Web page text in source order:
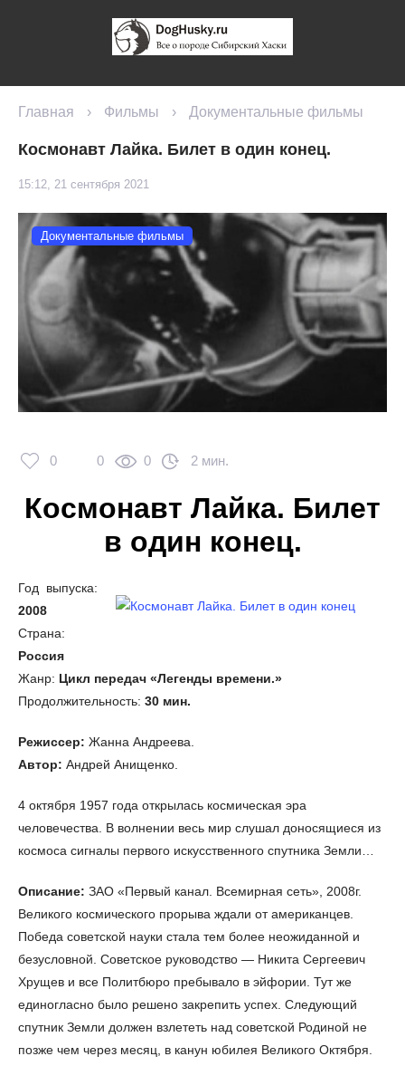
Главная › Фильмы › Документальные фильмы
Космонавт Лайка. Билет в один конец.
15:12, 21 сентября 2021
Документальные фильмы
0 0 0 2 мин.
Космонавт Лайка. Билет
в один конец.
Год выпуска:
2008
Страна:
Россия
Жанр: Цикл передач «Легенды времени.»
Продолжительность: 30 мин.
Режиссер: Жанна Андреева.
Автор: Андрей Анищенко.
4 октября 1957 года открылась космическая эра
человечества. В волнении весь мир слушал доносящиеся из
космоса сигналы первого искусственного спутника Земли…
Описание: ЗАО «Первый канал. Всемирная сеть», 2008г.
Великого космического прорыва ждали от американцев.
Победа советской науки стала тем более неожиданной и
безусловной. Советское руководство — Никита Сергеевич
Хрущев и все Политбюро пребывало в эйфории. Тут же
единогласно было решено закрепить успех. Следующий
спутник Земли должен взлететь над советской Родиной не
позже чем через месяц, в канун юбилея Великого Октября.